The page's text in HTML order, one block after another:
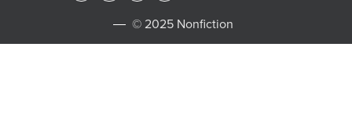
© 2025 Nonfiction